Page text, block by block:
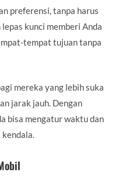
preferensi, tanpa harus
kunci memberi Anda
tempat tujuan tanpa
mereka yang lebih suka
jarak jauh. Dengan
bisa mengatur waktu dan